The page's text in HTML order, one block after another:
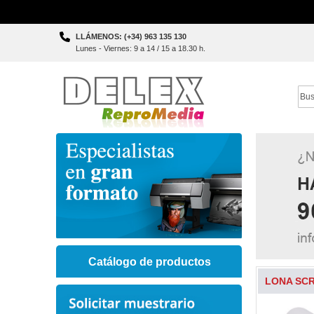
Skip
LLÁMENOS: (+34) 963 135 130
Lunes - Viernes: 9 a 14 / 15 a 18.30 h.
LONA
Catálogo de productos